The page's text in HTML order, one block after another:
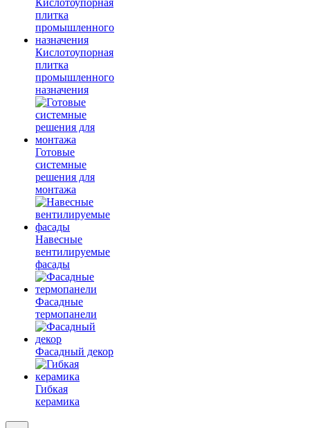
Кислотоупорная
плитка
промышленного
назначения
Готовые
системные
решения для
монтажа
Навесные
вентилируемые
фасады
Фасадные
термопанели
Фасадный декор
Гибкая
керамика